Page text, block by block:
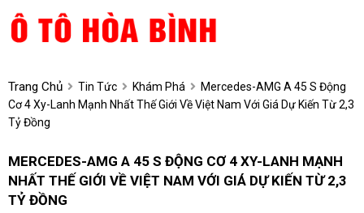
Trang Chủ Tin Tức Khám Phá
Mercedes-AMG A 45 S Động
Cơ 4 Xy-Lanh Mạnh Nhất Thế Giới Về Việt Nam Với Giá Dự Kiến Từ 2,3
Tỷ Đồng
MERCEDES-AMG A 45 S ĐỘNG CƠ 4 XY-LANH MẠNH
NHẤT THẾ GIỚI VỀ VIỆT NAM VỚI GIÁ DỰ KIẾN TỪ 2,3
TỶ ĐỒNG